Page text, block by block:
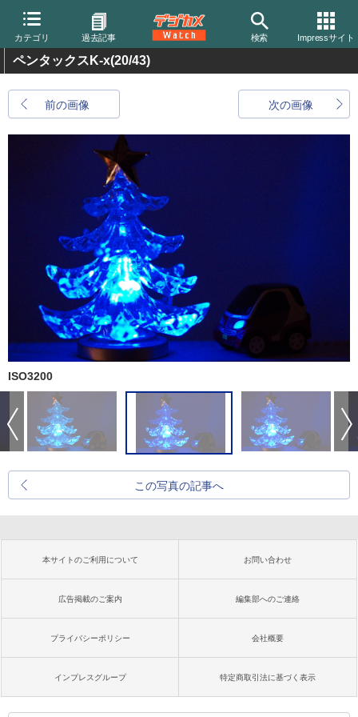
カテゴリ 過去記事 検索 Impressサイト
ペンタックスK-x(20/43)
前の画像 次の画像
ISO3200
この写真の記事へ
本サイトのご利用について お問い合わせ
広告掲載のご案内 編集部へのご連絡
プライバシーポリシー 会社概要
インプレスグループ 特定商取引法に基づく表示